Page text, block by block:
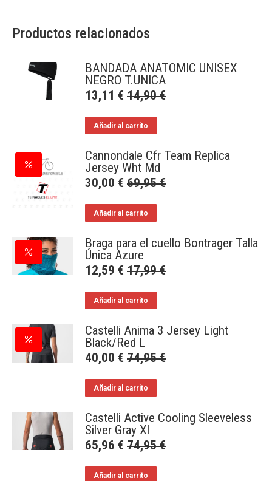
Productos relacionados
BANDADA ANATOMIC UNISEX
NEGRO T.UNICA
13,11 € 14,90€
Añadir al carrito
Cannondale Cfr Team Replica
Jersey Wht Md
30,00 € 69,95€
Añadir al carrito
Braga para el cuello Bontrager Talla
Única Azure
12,59 € 17,99€
Añadir al carrito
Castelli Anima 3 Jersey Light
Black/Red L
40,00 € 74,95€
Añadir al carrito
Castelli Active Cooling Sleeveless
Silver Gray Xl
65,96 € 74,95€
Añadir al carrito